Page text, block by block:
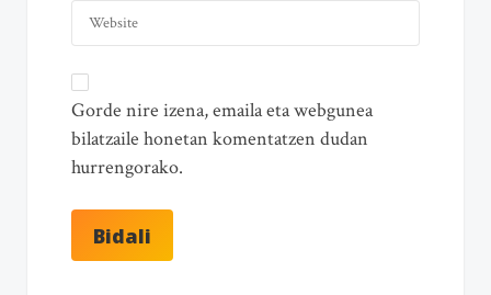
Gorde nire izena, emaila eta webgunea
bilatzaile honetan komentatzen dudan
hurrengorako.